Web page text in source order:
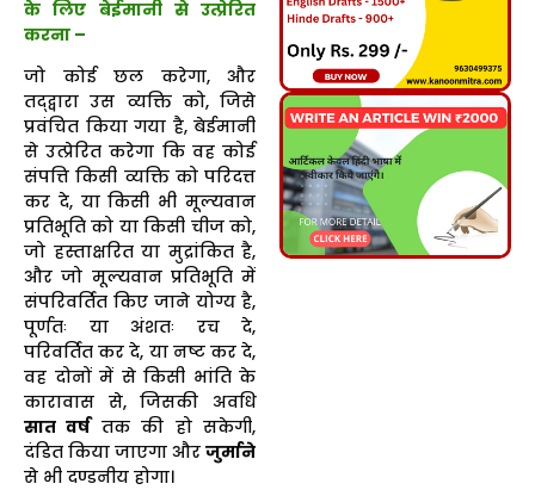
के लिए बेईमानी से उत्प्रेरित
करना –
जो कोई छल करेगा, और
तद्द्वारा उस व्यक्ति को, जिसे
प्रवंचित किया गया है, बेईमानी
से उत्प्रेरित करेगा कि वह कोई
संपत्ति किसी व्यक्ति को परिदत्त
कर दे, या किसी भी मूल्यवान
प्रतिभूति को या किसी चीज को,
जो हस्ताक्षरित या मुद्रांकित है,
और जो मूल्यवान प्रतिभूति में
संपरिवर्तित किए जाने योग्य है,
पूर्णतः या अंशतः रच दे,
परिवर्तित कर दे, या नष्ट कर दे,
वह दोनों में से किसी भांति के
कारावास से, जिसकी अवधि
सात वर्षतक की हो सकेगी,
दंडित किया जाएगा और जुर्माने
से भी दण्डनीय होगा।